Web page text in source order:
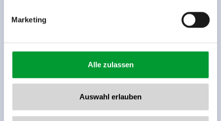
Marketing
Alle zulassen
Auswahl erlauben
Terug naar het overzicht